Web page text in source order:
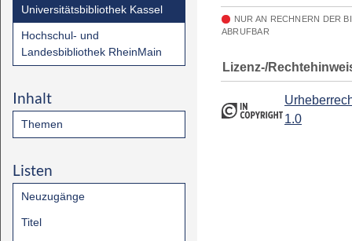
Universitätsbibliothek Kassel
Hochschul- und
Landesbibliothek RheinMain
Inhalt
Themen
Listen
Neuzugänge
Titel
NUR AN RECHNERN DER
ABRUFBAR
Lizenz-/
1.0